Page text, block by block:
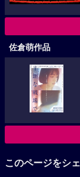
佐倉萌作品
このページをシ